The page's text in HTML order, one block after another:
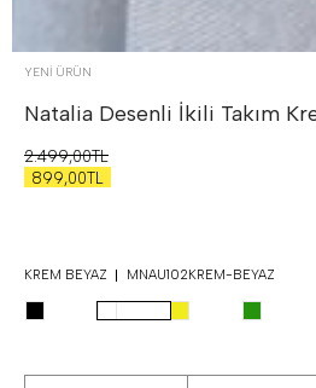
YENİ ÜRÜN
Natalia Desenli İkili Takım
2.499,00TL
899,00TL
KREM BEYAZ MNAU102KREM-BEYAZ